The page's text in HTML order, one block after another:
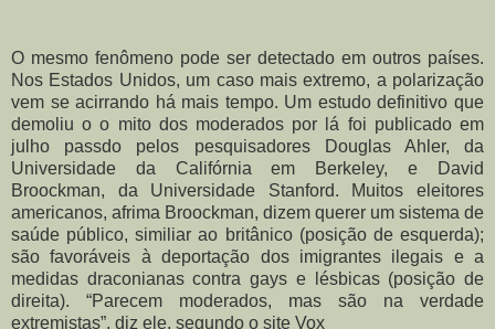
O mesmo fenômeno pode ser detectado em outros países.
Nos Estados Unidos, um caso mais extremo, a polarização
vem se acirrando há mais tempo. Um estudo definitivo que
demoliu o o mito dos moderados por lá foi publicado em
julho passdo pelos pesquisadores Douglas Ahler, da
Universidade da Califórnia em Berkeley, e David
Broockman, da Universidade Stanford. Muitos eleitores
americanos, afrima Broockman, dizem querer um sistema de
saúde público, similiar ao britânico (posição de esquerda);
são favoráveis à deportação dos imigrantes ilegais e a
medidas draconianas contra gays e lésbicas (posição de
direita). “Parecem moderados, mas são na verdade
extremistas”, diz ele, segundo o site Vox